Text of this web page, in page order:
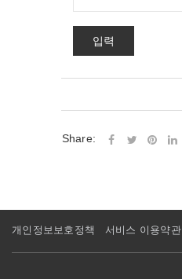
Share:
개인정보보호정책 서비스 이용약관